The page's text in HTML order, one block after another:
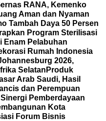
RANA, Kemenko
Aman dan Nyaman
Tambah Daya 50 Persen
Program Sterilisasi
Enam Pelabuhan
Rumah Indonesia
2026,
Selatan Produk
Arab Saudi, Hasil
dan Perempuan
Pemberdayaan
Kota
Forum Bisnis